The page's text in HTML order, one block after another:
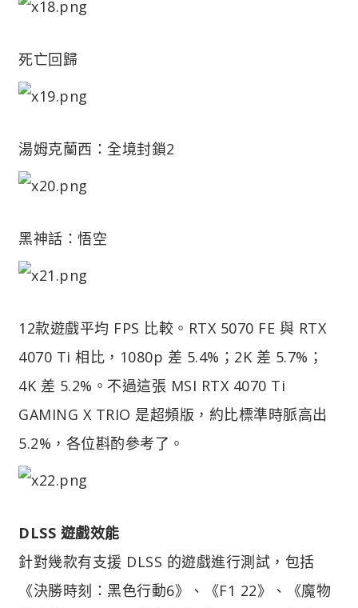
死亡回歸
湯姆克蘭西：全境封鎖2
黑神話：悟空
12款遊戲平均 FPS 比較。RTX 5070 FE 與 RTX
4070 Ti 相比，1080p 差 5.4%；2K 差 5.7%；
4K 差 5.2%。不過這張 MSI RTX 4070 Ti
GAMING X TRIO 是超頻版，約比標準時脈高出
5.2%，各位斟酌參考了。
DLSS 遊戲效能
針對幾款有支援 DLSS 的遊戲進行測試，包括
《決勝時刻：黑色行動6》、《F1 22》、《魔物